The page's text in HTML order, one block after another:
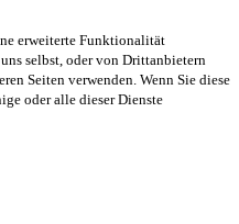
erweiterte Funktionalität
selbst, oder von Drittanbietern
Seiten verwenden. Wenn Sie diese
oder alle dieser Dienste